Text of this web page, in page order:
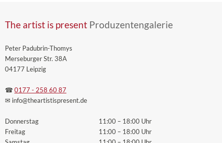
The artist is present Produzentengalerie
Peter Padubrin-Thomys
Merseburger Str. 38A
04177 Leipzig
☎ 0177 - 258 60 87
✉ info@theartistispresent.de
Donnerstag
Freitag
11:00 – 18:00 Uhr
11:00 – 18:00 Uhr